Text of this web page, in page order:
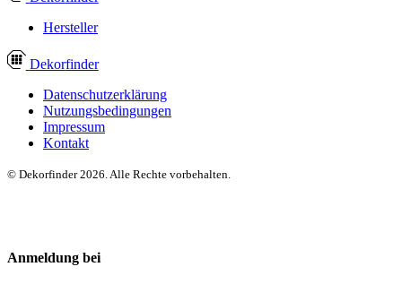
Hersteller
Dekorfinder
Datenschutzerklärung
Nutzungsbedingungen
Impressum
Kontakt
© Dekorfinder 2026. Alle Rechte vorbehalten.
Anmeldung bei